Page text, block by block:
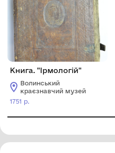
Книга. "Ірмологій"
Волинський
краєзнавчий музей
1751 р.